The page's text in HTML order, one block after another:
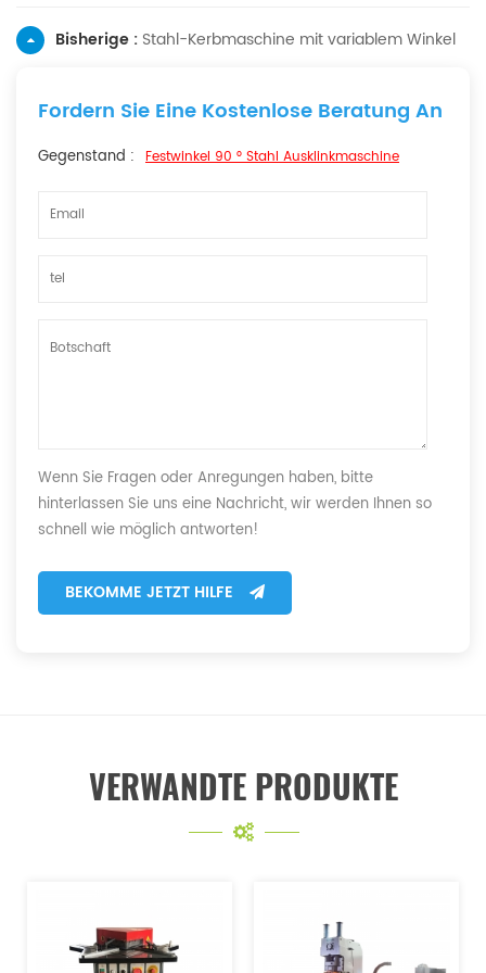
Bisherige : Stahl-Kerbmaschine mit variablem Winkel
Fordern Sie Eine Kostenlose Beratung An
Gegenstand : Festwinkel 90 ° Stahl Ausklinkmaschine
Wenn Sie Fragen oder Anregungen haben, bitte
hinterlassen Sie uns eine Nachricht, wir werden Ihnen so
schnell wie möglich antworten!
BEKOMME JETZT HILFE
VERWANDTE PRODUKTE